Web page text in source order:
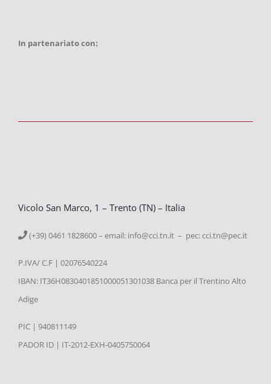
In partenariato con:
Vicolo San Marco, 1 – Trento (TN) – Italia
(+39) 0461 1828600 – email: info@cci.tn.it – pec: cci.tn@pec.it
P.IVA/ C.F | 02076540224
IBAN: IT36H0830401851000051301038 Banca per il Trentino Alto
Adige
PIC | 940811149
PADOR ID | IT-2012-EXH-0405750064